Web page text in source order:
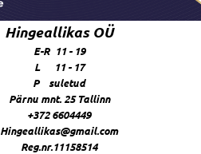
Hingeallikas OÜ
E-R 11 - 19
L 11 - 17
P suletud
Pärnu mnt. 25 Tallinn
+372 6604449
Hingeallikas@gmail.com
Reg.nr.11158514